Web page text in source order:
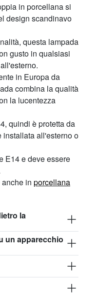
in porcellana si
design scandinavo
questa lampada
gusto in qualsiasi
in Europa da
combina la qualità
la lucentezza
quindi è protetta da
installata all'esterno o
E14 e deve essere
in porcellana
la
un apparecchio